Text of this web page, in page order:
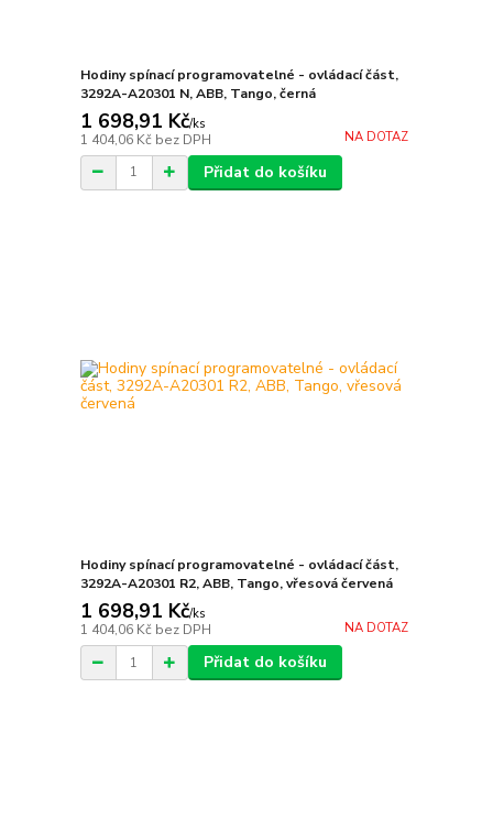
Hodiny spínací programovatelné - ovládací část,
3292A-A20301 N, ABB, Tango, černá
1 698,91 Kč/ks
1 404,06 Kč bez DPH NA DOTAZ
Přidat do košíku
Hodiny spínací programovatelné - ovládací část,
3292A-A20301 R2, ABB, Tango, vřesová červená
1 698,91 Kč/ks
1 404,06 Kč bez DPH NA DOTAZ
Přidat do košíku